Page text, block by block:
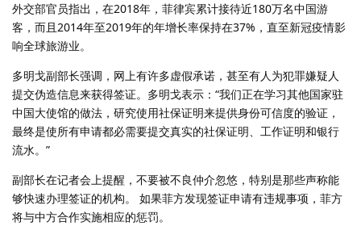
外交部官员指出，在2018年，菲律宾累计接待近180万名中国游
客，而且2014年至2019年的年增长率保持在37%，直至新冠疫情影
响全球旅游业。
多明戈副部长强调，网上有许多虚假承诺，甚至有人为犯罪嫌疑人
提交伪造信息来获得签证。多明戈表示：“我们正在学习其他国家驻
中国大使馆的做法，研究使用社保证明来提供身份可信度的验证，
最终是使所有申请都必需要提交真实的社保证明、工作证明和银行
流水。”
副部长在记者会上提醒，不要被不良仲介忽悠，特别是那些声称能
够快速办理签证的机构。 如果菲方发现签证申请有违规事项，菲方
将与中方合作实施相应的惩罚。